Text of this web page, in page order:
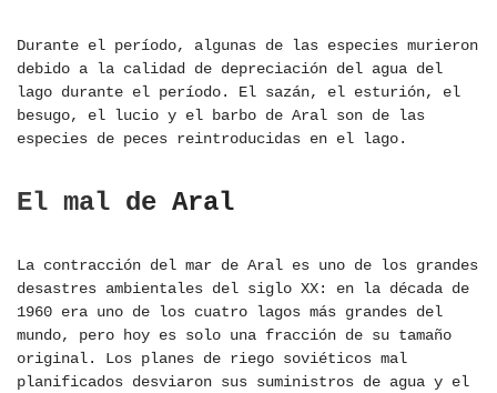
Durante el período, algunas de las especies murieron
debido a la calidad de depreciación del agua del
lago durante el período. El sazán, el esturión, el
besugo, el lucio y el barbo de Aral son de las
especies de peces reintroducidas en el lago.
El mal de Aral
La contracción del mar de Aral es uno de los grandes
desastres ambientales del siglo XX: en la década de
1960 era uno de los cuatro lagos más grandes del
mundo, pero hoy es solo una fracción de su tamaño
original. Los planes de riego soviéticos mal
planificados desviaron sus suministros de agua y el